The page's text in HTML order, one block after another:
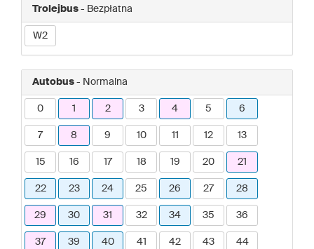
Trolejbus - Bezpłatna
W2
Autobus - Normalna
0 1 2 3 4 5 6
7 8 9 10 11 12 13
15 16 17 18 19 20 21
22 23 24 25 26 27 28
29 30 31 32 34 35 36
37 39 40 41 42 43 44